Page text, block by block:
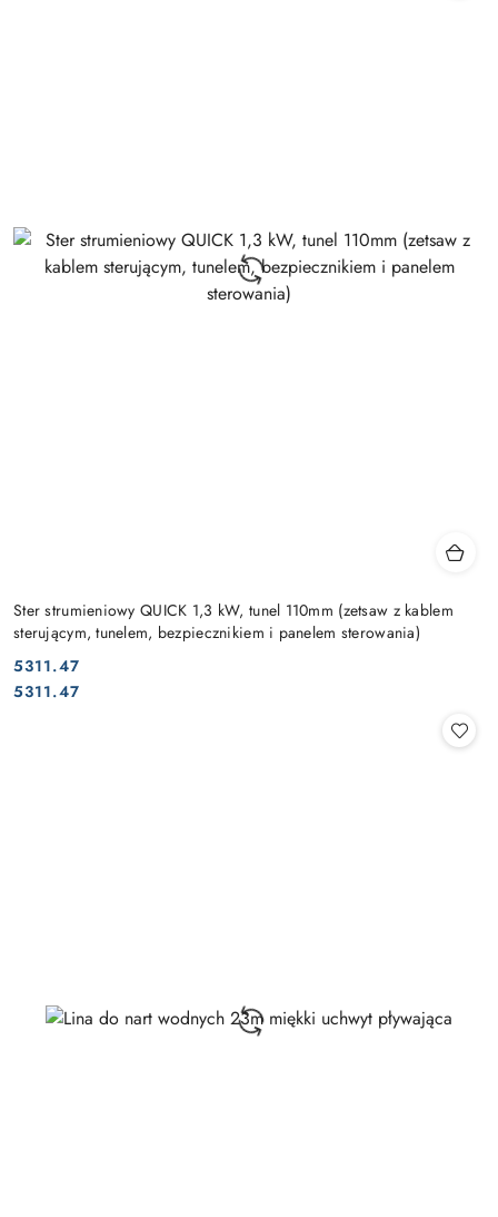
Ster strumieniowy QUICK 1,3 kW, tunel 110mm (zetsaw z kablem
sterującym, tunelem, bezpiecznikiem i panelem sterowania)
Cena:
5311.47
Cena:
5311.47